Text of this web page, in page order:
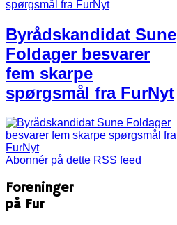
Byrådskandidat Sune
Foldager besvarer
fem skarpe
spørgsmål fra FurNyt
Abonnér på dette RSS feed
Foreninger
på Fur